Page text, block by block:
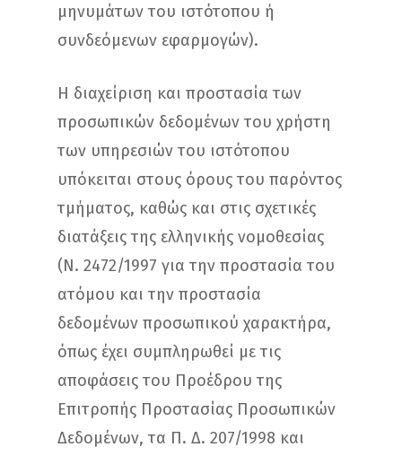
μηνυμάτων του ιστότοπου ή
συνδεόμενων εφαρμογών).
Η διαχείριση και προστασία των
προσωπικών δεδομένων του χρήστη
των υπηρεσιών του ιστότοπου
υπόκειται στους όρους του παρόντος
τμήματος, καθώς και στις σχετικές
διατάξεις της ελληνικής νομοθεσίας
(Ν. 2472/1997 για την προστασία του
ατόμου και την προστασία
δεδομένων προσωπικού χαρακτήρα,
όπως έχει συμπληρωθεί με τις
αποφάσεις του Προέδρου της
Επιτροπής Προστασίας Προσωπικών
Δεδομένων, τα Π. Δ. 207/1998 και